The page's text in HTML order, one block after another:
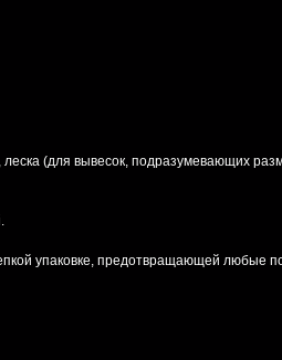
(для вывесок, подразумевающих
упаковке, предотвращающей любые